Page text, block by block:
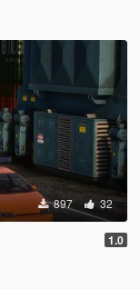
897 32
1.0